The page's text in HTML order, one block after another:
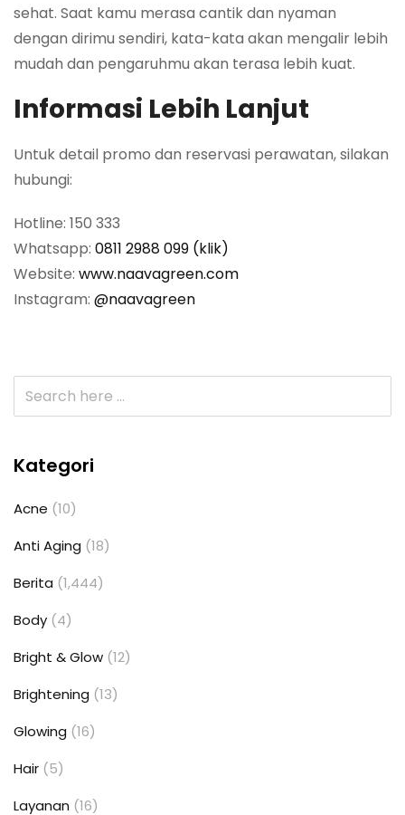
sehat. Saat kamu merasa cantik dan nyaman
dengan dirimu sendiri, kata-kata akan mengalir lebih
mudah dan pengaruhmu akan terasa lebih kuat.
Informasi Lebih Lanjut
Untuk detail promo dan reservasi perawatan, silakan
hubungi:
Hotline: 150 333
Whatsapp: 0811 2988 099 (klik)
Website: www.naavagreen.com
Instagram: @naavagreen
Kategori
Acne (10)
Anti Aging (18)
Berita (1,444)
Body (4)
Bright & Glow (12)
Brightening (13)
Glowing (16)
Hair (5)
Layanan (16)